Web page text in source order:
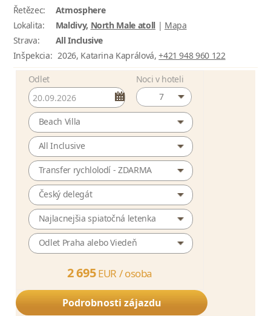
Řetězec:
Atmosphere
Lokalita:
Maldivy, North Male atoll| Mapa
Strava:
All Inclusive
Inšpekcia: 2026, Katarina Kaprálová,+421 948 960 122
Odlet
Noci v hoteli
7
Beach Villa
All Inclusive
Transfer rychlolodí - ZDARMA
Český delegát
Najlacnejšia spiatočná letenka
Odlet Praha alebo Viedeň
2 695 EUR /osoba
Podrobnosti zájazdu